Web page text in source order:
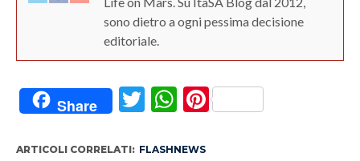
sono dietro a ogni pessima decisione
editoriale.
Share Twitter
WhatsApp
Pinterest
ARTICOLI CORRELATI: FLASHNEWS